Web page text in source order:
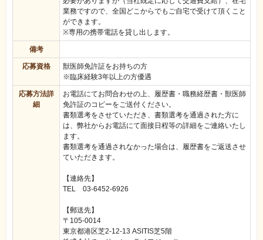
業務ですので、全国どこからでもご自宅で受けて頂くこと
ができます。
※専用の携帯電話を貸し出します。
備考
応募資格
獣医師免許証をお持ちの方
※臨床経験3年以上の方優遇
応募方法詳
細
お電話にてお問合わせの上、履歴書・職務経歴書・獣医師
免許証のコピーをご送付ください。
書類選考をさせていただき、書類選考を通過された方に
は、弊社からお電話にて面接日程等の詳細をご連絡いたし
ます。
書類選考を通過されなかった場合は、履歴書をご返送させ
ていただきます。
【連絡先】
TEL 03-6452-6926
【郵送先】
〒105-0014
東京都港区芝2-12-13 ASITIS芝5階